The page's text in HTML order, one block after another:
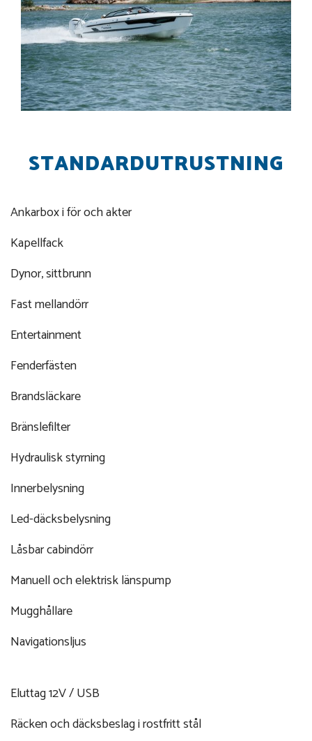
STANDARDUTRUSTNING
Ankarbox i för och akter
Kapellfack
Dynor, sittbrunn
Fast mellandörr
Entertainment
Fenderfästen
Brandsläckare
Bränslefilter
Hydraulisk styrning
Innerbelysning
Led-däcksbelysning
Låsbar cabindörr
Manuell och elektrisk länspump
Mugghållare
Navigationsljus
Eluttag 12V / USB
Räcken och däcksbeslag i rostfritt stål